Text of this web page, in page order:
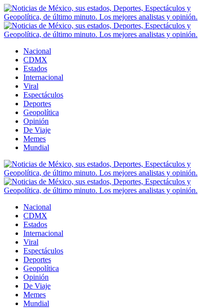
Nacional
CDMX
Estados
Internacional
Viral
Espectáculos
Deportes
Geopolítica
Opinión
De Viaje
Memes
Mundial
Nacional
CDMX
Estados
Internacional
Viral
Espectáculos
Deportes
Geopolítica
Opinión
De Viaje
Memes
Mundial